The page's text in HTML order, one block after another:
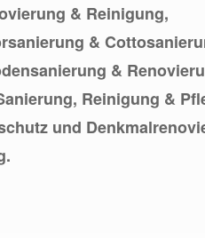
& Reinigung,
&
&
Reinigung &
und